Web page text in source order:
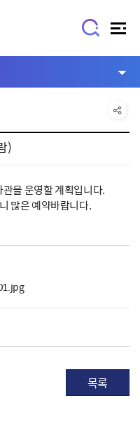
)
을 운영할 계획입니다.
많은 예약바랍니다.
목록